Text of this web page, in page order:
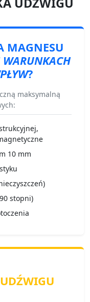
MAGNESU
?
maksymalną
10 mm
stopni)